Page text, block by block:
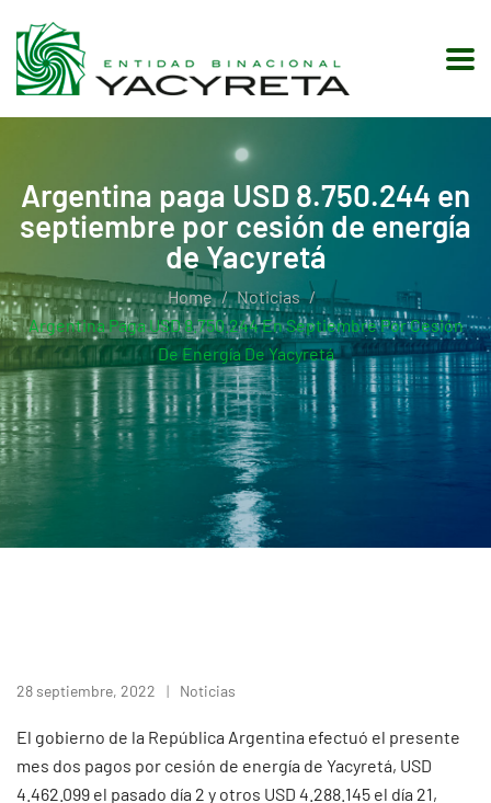
Argentina paga USD 8.750.244 en
septiembre por cesión de energía
de Yacyretá
Home
Noticias
Argentina Paga USD 8.750.244 En Septiembre Por Cesión
De Energía De Yacyretá
28 septiembre, 2022 Noticias
El gobierno de la República Argentina efectuó el presente
mes dos pagos por cesión de energía de Yacyretá, USD
4.462.099 el pasado día 2 y otros USD 4.288.145 el día 21,